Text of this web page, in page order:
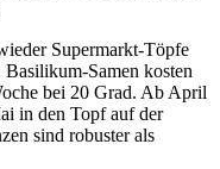
Supermarkt-Töpfe
Samen kosten
bei 20 Grad. Ab April
in den Topf auf der
sind robuster als